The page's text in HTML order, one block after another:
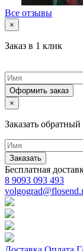
Все отзывы
×
Заказ в 1 клик
Оформить заказ
×
Заказать
Заказать
Бесплатная
8 9093 093 493